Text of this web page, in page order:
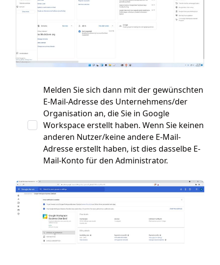
Melden Sie sich dann mit der gewünschten
E-Mail-Adresse des Unternehmens/der
Organisation an, die Sie in Google
Workspace erstellt haben. Wenn Sie keinen
anderen Nutzer/keine andere E-Mail-
Adresse erstellt haben, ist dies dasselbe E-
Mail-Konto für den Administrator.